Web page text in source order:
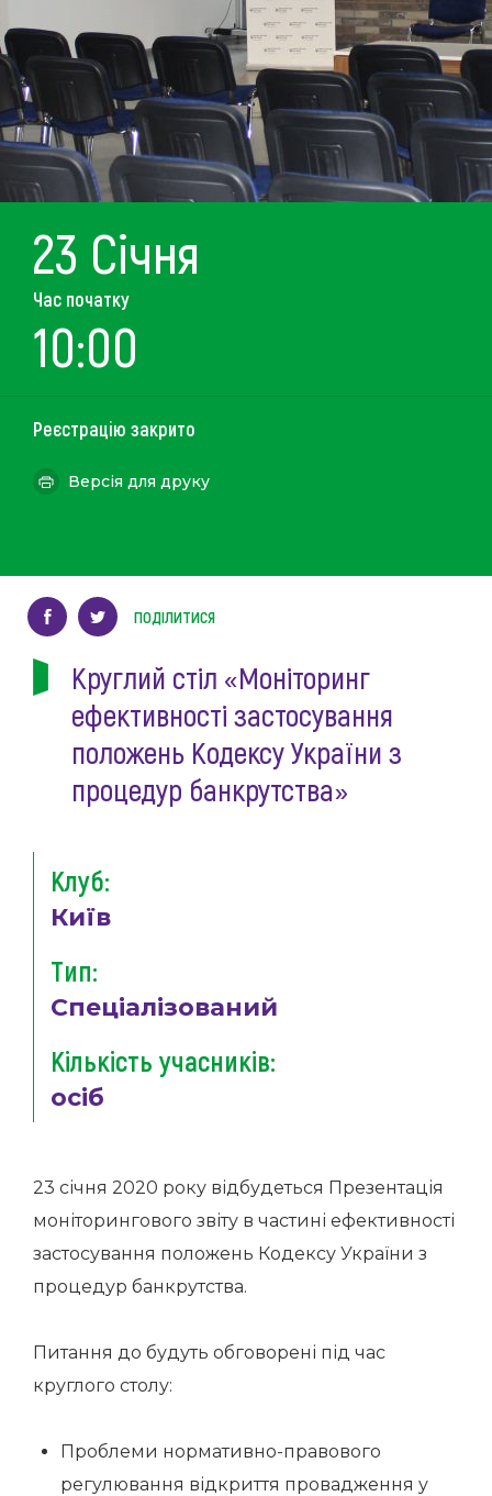
Круглий стіл «Моніторинг
ефективності застосування
положень Кодексу України з
процедур банкрутства»
Клуб:
Київ
Тип:
Спеціалізований
Кількість учасників:
осіб
23 січня 2020 року відбудеться Презентація
моніторингового звіту в частині ефективності
застосування положень Кодексу України з
процедур банкрутства.
Питання до будуть обговорені під час
круглого столу:
Проблеми нормативно-правового
регулювання відкриття провадження у
23 Січня
Час початку
10:00
Реєстрацію закрито
Версія для друку
ПОДІЛИТИСЯ